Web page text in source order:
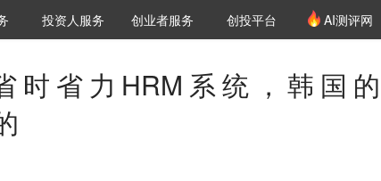
VClub投资机构库
投资机构职位推介
投资人服务 创投氪堂
创业者服务 创投平台 AI测评网
时省力HRM系统，韩国的